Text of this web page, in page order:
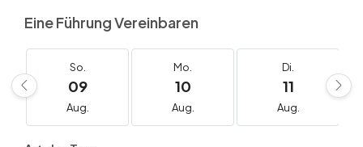
Eine Führung Vereinbaren
So.
09
Aug.
Mo.
10
Aug.
Di.
11
Aug.